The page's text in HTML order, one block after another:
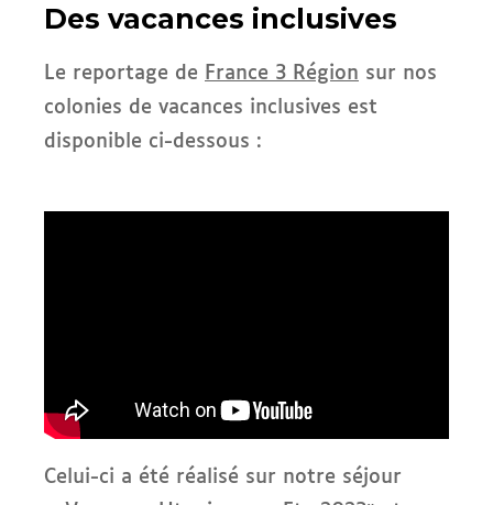
Des vacances inclusives
Le reportage de France 3 Région sur nos
colonies de vacances inclusives est
disponible ci-dessous :
Celui-ci a été réalisé sur notre séjour